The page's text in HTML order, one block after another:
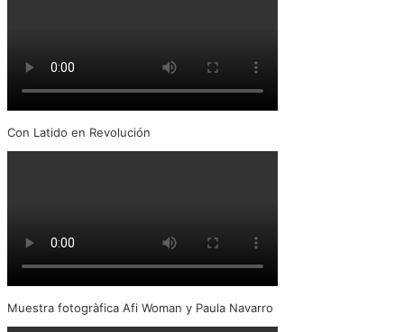
Con Latido en Revolución
Muestra fotogràfica Afi Woman y Paula Navarro